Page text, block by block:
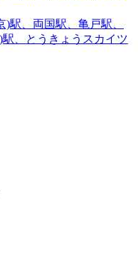
駅、両国駅、亀戸駅、
、とうきょうスカイツ